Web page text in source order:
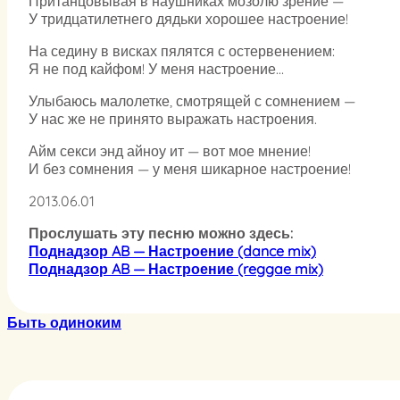
У тридцатилетнего дядьки хорошее настроение!
На седину в висках пялятся с остервенением:
Я не под кайфом! У меня настроение…
Улыбаюсь малолетке, смотрящей с сомнением —
У нас же не принято выражать настроения.
Айм секси энд айноу ит — вот мое мнение!
И без сомнения — у меня шикарное настроение!
2013.06.01
Прослушать эту песню можно здесь:
Поднадзор AB — Настроение (dance mix)
Поднадзор AB — Настроение (reggae mix)
Быть одиноким